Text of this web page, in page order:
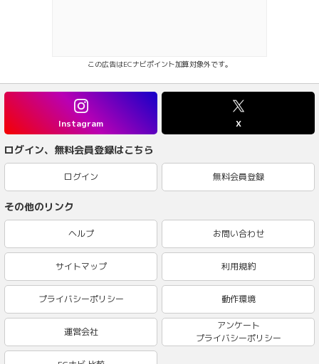
この広告はECナビポイント加算対象外です。
Instagram X
ログイン、無料会員登録はこちら
ログイン 無料会員登録
その他のリンク
ヘルプ お問い合わせ
サイトマップ 利用規約
プライバシーポリシー 動作環境
運営会社
アンケート
プライバシーポリシー